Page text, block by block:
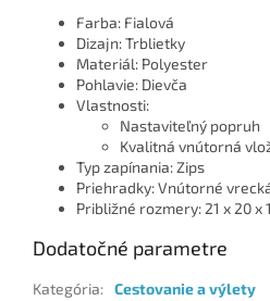
Farba: Fialová
Dizajn: Trblietky
Materiál: Polyester
Pohlavie: Dievča
Vlastnosti:
Nastaviteľný popruh
Kvalitná vnútorná
Typ zapínania: Zips
Priehradky: Vnútorné
Približné rozmery: 21 x 20 x
Dodatočné parametre
Kategória: Cestovanie a výlety